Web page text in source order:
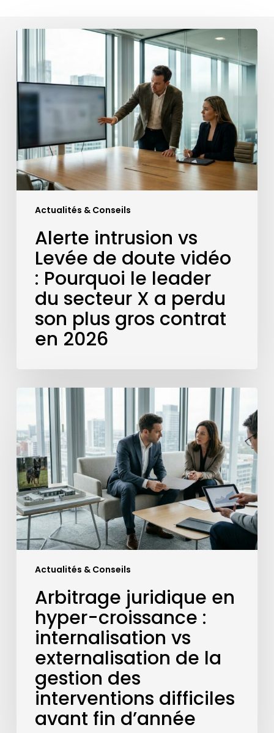
Actualités & Conseils
Alerte
Levée
de
Pourquoi
le
leader
secteur
perdu
gros
contrat
2026
Alerte intrusion vs
Levée de doute vidéo
: Pourquoi le leader
du secteur X a perdu
son plus gros contrat
en 2026
Actualités & Conseils
Arbitrage
juridique
hyper-
croissance
:
internalisation
vs
externalisation
de
la
difficiles
avant
d’année
Arbitrage juridique en
hyper-croissance :
internalisation vs
externalisation de la
gestion des
interventions difficiles
avant fin d’année